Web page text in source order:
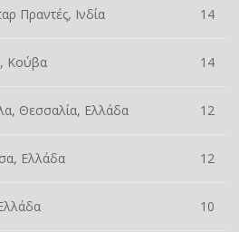
Πραντές, Ινδία 14
Κούβα 14
Θεσσαλία, Ελλάδα 12
Ελλάδα 12
10